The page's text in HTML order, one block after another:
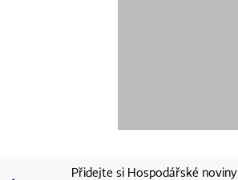
Přidejte si Hospodářské noviny